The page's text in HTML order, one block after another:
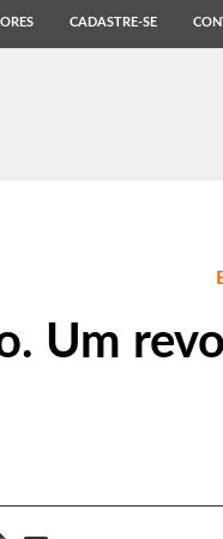
CADASTRE-SE
Um